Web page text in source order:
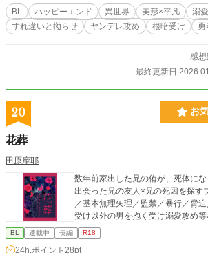
■hotランキング ３４位ありがとうござい
ストはたちばなさまに有償にて描い
転載等は一切禁止になります。 ■掲
BL ハッピーエンド 異世界 美形×平凡
溺
すれ違いと拗らせ
ヤンデレ攻め 根暗受け
感想
最終更新日
20 お
花葬
田原摩耶
数年前家出した兄の侑が、死体に
出会った兄の友人×兄の死因を探す
／基本無理矢理／監禁／暴行／脅
受け以外の男を抱く受け溺愛攻め等
BL 連載中 長編 R18
24h.ポイント 28pt